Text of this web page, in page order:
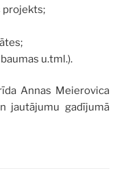
projekts;
u.tml.).
Annas Meierovica
jautājumu gadījumā